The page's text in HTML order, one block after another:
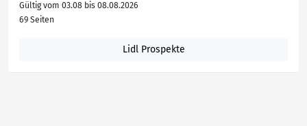
Gültig vom 03.08 bis 08.08.2026
69 Seiten
Lidl Prospekte